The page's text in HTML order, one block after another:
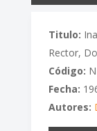
Titulo:
Rector,
Código:
Fecha:
Autores: